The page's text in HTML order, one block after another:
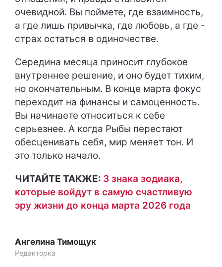
очевидной. Вы поймете, где взаимность,
а где лишь привычка, где любовь, а где -
страх остаться в одиночестве.
Середина месяца приносит глубокое
внутреннее решение, и оно будет тихим,
но окончательным. В конце марта фокус
переходит на финансы и самоценность.
Вы начинаете относиться к себе
серьезнее. А когда Рыбы перестают
обесценивать себя, мир меняет тон. И
это только начало.
ЧИТАЙТЕ ТАКЖЕ: 3 знака зодиака,
которые войдут в самую счастливую
эру жизни до конца марта 2026 года
Ангелина Тимощук
Редакторка